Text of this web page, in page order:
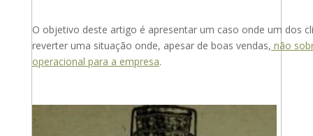
O objetivo deste artigo é apresentar um caso onde um dos
reverter uma situação onde, apesar de boas vendas, não
operacional para a empresa.